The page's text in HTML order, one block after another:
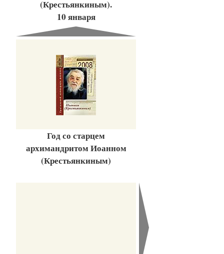
(Крестьянкиным).
10 января
Год со старцем
архимандритом Иоанном
(Крестьянкиным)